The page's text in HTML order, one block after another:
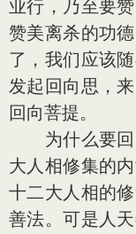
业行，乃至要
赞美离杀的功
了，我们应该
发起回向思，
回向菩提。
为什么要回
大人相修集的
十二大人相的
善法。可是人